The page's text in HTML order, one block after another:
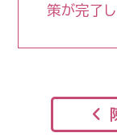
策が完了し